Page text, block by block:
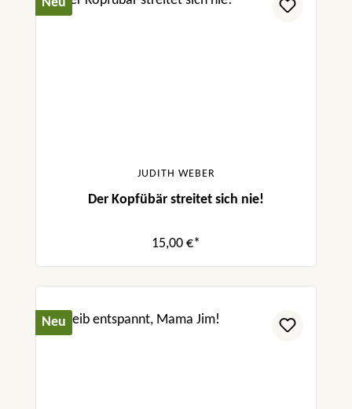
JUDITH WEBER
Der Kopfübär streitet sich nie!
15,00 €*
Neu